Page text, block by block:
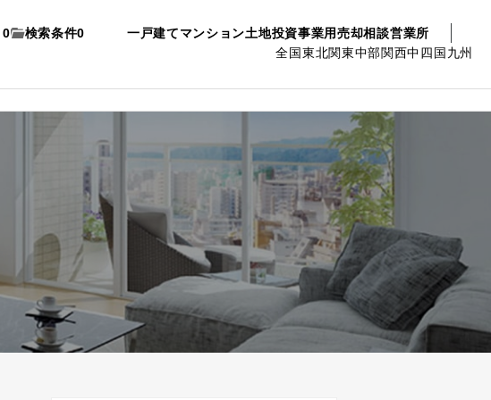
一戸建てマンション土地投資事業用売却相談営業所
全国東北関東中部関西中四国九州
0 検索条件0